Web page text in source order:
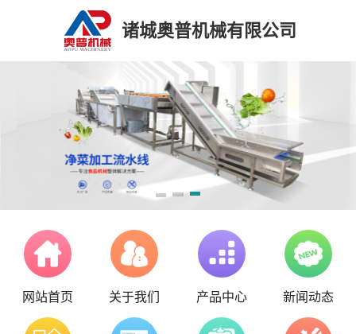
诸城奥普机械有限公司
网站首页 关于我们 产品中心 新闻动态